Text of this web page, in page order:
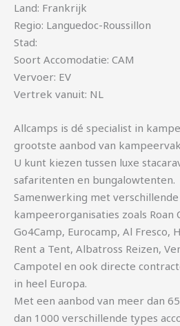
Land: Frankrijk
Regio: Languedoc-Roussillon
Stad:
Soort Accomodatie: CAM
Vervoer: EV
Vertrek vanuit: NL
Allcamps is dé specialist in
grootste aanbod van
U kunt kiezen tussen luxe
safaritenten en bungalowtenten.
Samenwerking met
kampeerorganisaties zoals Roan
Go4Camp, Eurocamp, Al Fresco,
Rent a Tent, Albatross Reizen,
Campotel en ook directe
in heel Europa.
Met een aanbod van meer dan
dan 1000 verschillende types